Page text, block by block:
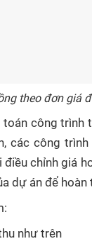
theo đơn giá
toán công trình
các công
chỉnh giá
dự án để hoàn
như trên